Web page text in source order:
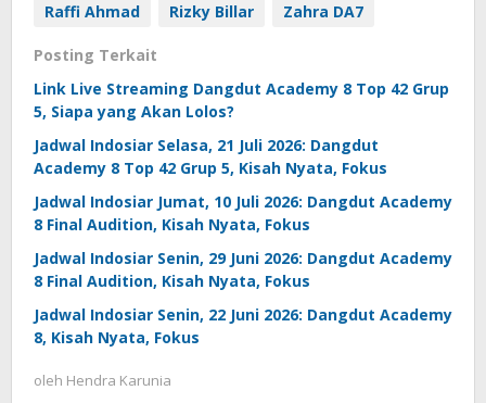
Raffi Ahmad
Rizky Billar Zahra DA7
Posting Terkait
Link Live Streaming Dangdut Academy 8 Top 42 Grup
5, Siapa yang Akan Lolos?
Jadwal Indosiar Selasa, 21 Juli 2026: Dangdut
Academy 8 Top 42 Grup 5, Kisah Nyata, Fokus
Jadwal Indosiar Jumat, 10 Juli 2026: Dangdut Academy
8 Final Audition, Kisah Nyata, Fokus
Jadwal Indosiar Senin, 29 Juni 2026: Dangdut Academy
8 Final Audition, Kisah Nyata, Fokus
Jadwal Indosiar Senin, 22 Juni 2026: Dangdut Academy
8, Kisah Nyata, Fokus
oleh Hendra Karunia